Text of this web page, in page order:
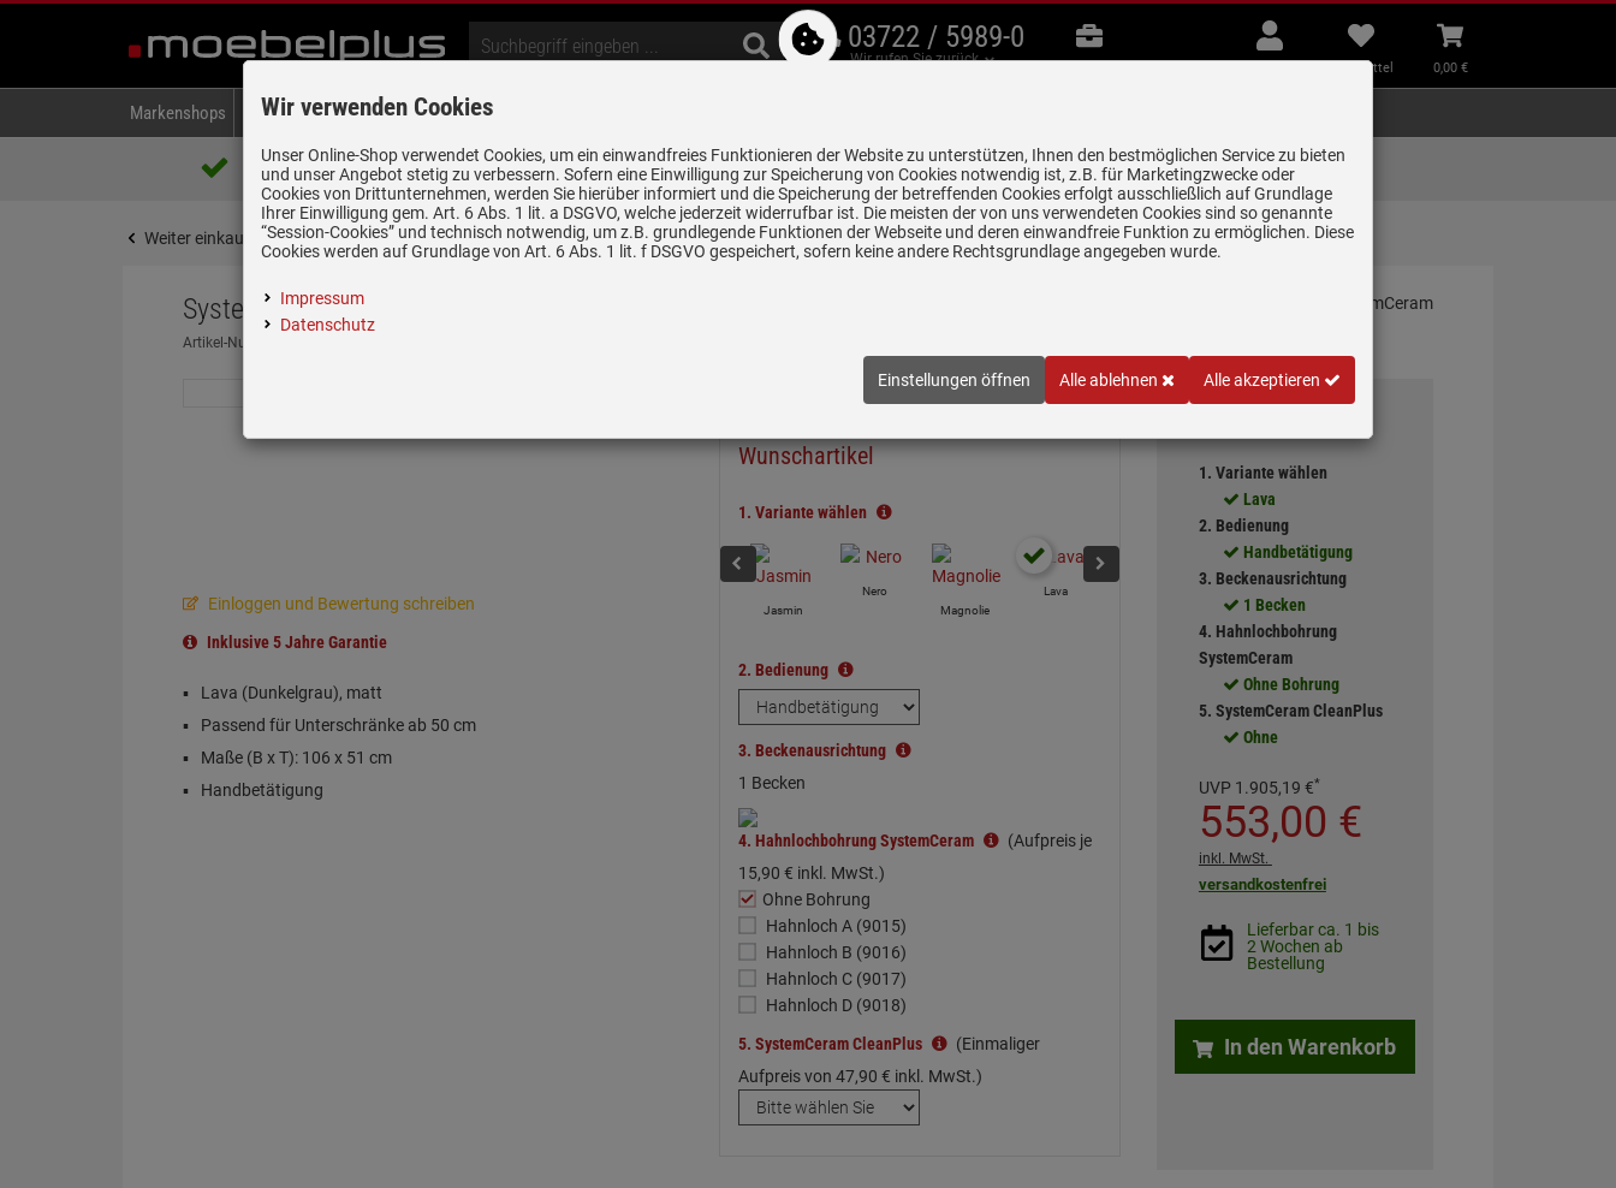
03722 / 5989-0
Wir rufen Sie zurück
B2B
Beratung
Mein
Konto
Merkzettel
aufklappen
Merkzettel
Warenkorb
aufklappen
0,00 €
Markenshops Backen & Kochen Kühlen & Gefrieren
Über 85.000 positive Bewertungen
auf eBay, Amazon und Trusted Shops
5 Jahre Garantie auf
alle gekennzeichneten Produkte
Lieferung zum
Wunschtermin
Weiter einkaufen Startseite Spülen & Armaturen Keramikspülen Systemceram Mera Middle Lava Keramikspüle Handbet…
Systemceram Mera Middle Lava Keramikspüle Handbetätigung
Artikel-Nummer:
Einloggen und Bewertung schreiben
Inklusive 5 Jahre Garantie
Lava (Dunkelgrau), matt
Passend für Unterschränke ab 50 cm
Maße (B x T): 106 x 51 cm
Handbetätigung
Wunschartikel
1. Variante wählen
Jasmin
Nero
Magnolie
Lava
Siena
2. Bedienung
3. Beckenausrichtung
1 Becken
4. Hahnlochbohrung SystemCeram
(Aufpreis je
15,90 € inkl. MwSt.)
Ohne Bohrung
Hahnloch A (9015)
Hahnloch B (9016)
Hahnloch C (9017)
Hahnloch D (9018)
5. SystemCeram CleanPlus
(Einmaliger
Aufpreis von 47,90 € inkl. MwSt.)
1. Variante wählen
Lava
2. Bedienung
Handbetätigung
3. Beckenausrichtung
1 Becken
4. Hahnlochbohrung
SystemCeram
Ohne Bohrung
5. SystemCeram CleanPlus
Ohne
UVP 1.905,19 €*
553,00 €
inkl. MwSt.
versandkostenfrei
Lieferbar ca. 1 bis
2 Wochen ab
Bestellung
In den Warenkorb
Wir verwenden Cookies
Unser Online-Shop verwendet Cookies, um ein einwandfreies Funktionieren der Website zu unterstützen, Ihnen den bestmöglichen Service zu bieten
und unser Angebot stetig zu verbessern. Sofern eine Einwilligung zur Speicherung von Cookies notwendig ist, z.B. für Marketingzwecke oder
Cookies von Drittunternehmen, werden Sie hierüber informiert und die Speicherung der betreffenden Cookies erfolgt ausschließlich auf Grundlage
Ihrer Einwilligung gem. Art. 6 Abs. 1 lit. a DSGVO, welche jederzeit widerrufbar ist. Die meisten der von uns verwendeten Cookies sind so genannte
“Session-Cookies” und technisch notwendig, um z.B. grundlegende Funktionen der Webseite und deren einwandfreie Funktion zu ermöglichen. Diese
Cookies werden auf Grundlage von Art. 6 Abs. 1 lit. f DSGVO gespeichert, sofern keine andere Rechtsgrundlage angegeben wurde.
Impressum
Datenschutz
Einstellungen öffnen Alle ablehnen Alle akzeptieren